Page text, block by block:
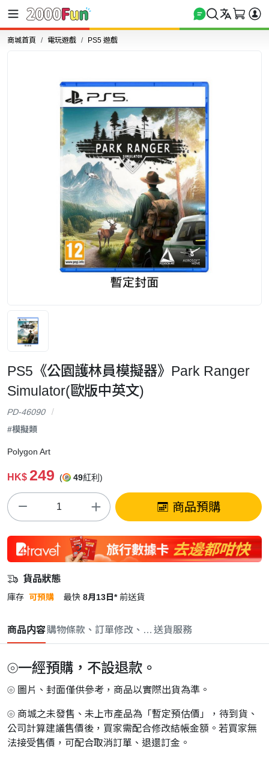
商城首頁 電玩遊戲 PS5 遊戲
PS5《公園護林員模擬器》Park Ranger
Simulator(歐版中英文)
PD-46090
#模擬類
Polygon Art
HK$ 249 ( 49紅利)
商品預購
貨品狀態
庫存 可預購 最快 8月13日* 前送貨
商品内容購物條款、訂單修改、取消與退款政策
送貨服務
⦾一經預購，不設退款。
⦾ 圖片、封面僅供參考，商品以實際出貨為準。
⦾ 商城之未發售、未上市產品為「暫定預估價」，待到貨、
公司計算建議售價後，買家需配合修改結帳金額。若買家無
法接受售價，可配合取消訂單、退還訂金。